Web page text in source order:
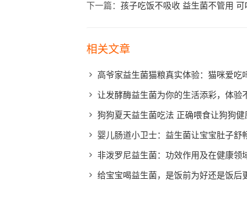
下一篇： 孩子吃饭不吸收 益生菌不管用
相关文章
高爷家益生菌猫粮真实体验：猫咪爱吃
让发酵酶益生菌为你的生活添彩，体验
狗狗夏天益生菌吃法 正确喂食让狗狗健
婴儿肠道小卫士：益生菌让宝宝肚子舒
非泼罗尼益生菌：功效作用及在健康领
给宝宝喝益生菌，是饭前为好还是饭后